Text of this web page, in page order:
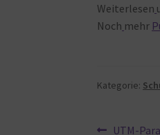
Weiterlesen
Noch mehr
Kategorie:
UTM-